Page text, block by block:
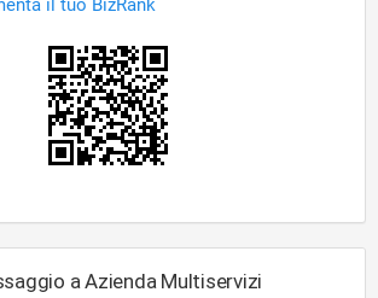
a Azienda Multiservizi